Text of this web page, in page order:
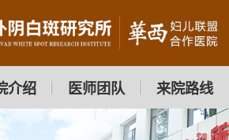
介绍 医师团队 来院路线